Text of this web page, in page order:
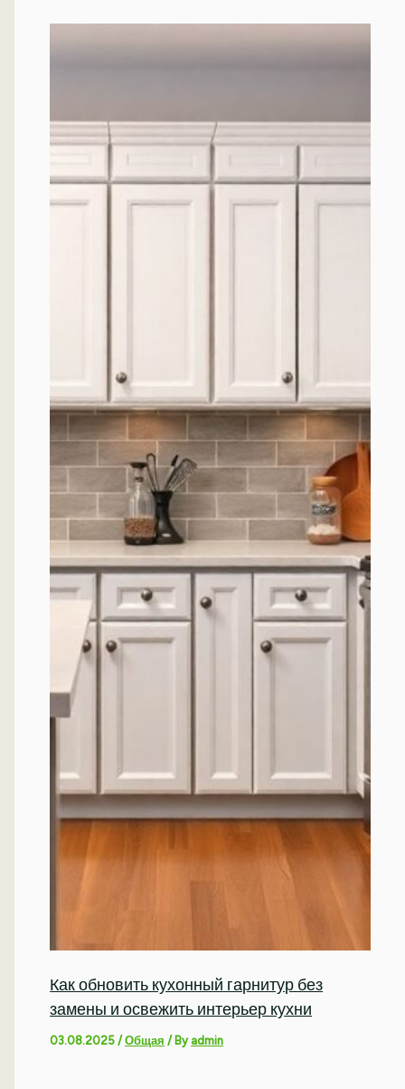
Как обновить кухонный гарнитур без
замены и освежить интерьер кухни
03.08.2025/Общая / Byadmin